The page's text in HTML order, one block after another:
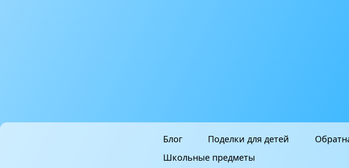
Блог Поделки для детей
Школьные предметы